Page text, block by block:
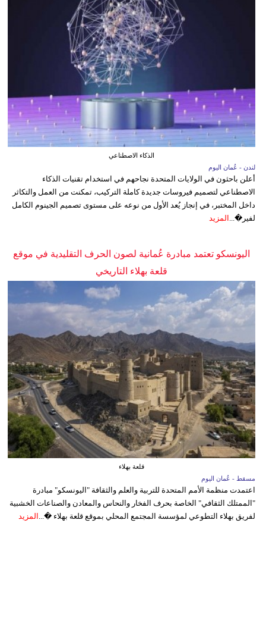
الذكاء الاصطناعي
لندن - عُمان اليوم
أعلن باحثون في الولايات المتحدة نجاحهم في استخدام تقنيات الذكاء
الاصطناعي لتصميم فيروسات جديدة كاملة التركيب، تمكنت من العمل والتكاثر
داخل المختبر، في إنجاز يُعد الأول من نوعه على مستوى تصميم الجينوم الكامل
لفير�... المزيد
اليونسكو تعتمد مبادرة عُمانية لصون الحرف التقليدية في موقع
قلعة بهلاء التاريخي
قلعة بهلاء
مسقط - عُمان اليوم
اعتمدت منظمة الأمم المتحدة للتربية والعلم والثقافة "اليونسكو" مبادرة
"الممتلك الثقافي" الخاصة بحرف الفخار والنحاس والمعادن والصناعات الخشبية
لفريق بهلاء التطوعي لمؤسسة المجتمع المحلي بموقع قلعة بهلاء �... المزيد